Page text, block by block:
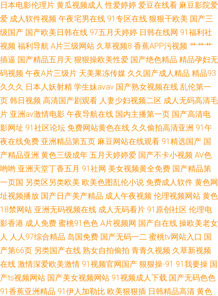
本片源午夜av 日韩网站一区二区三区 成全影视大全在线观看第二季 欧美亚
洲成年网址 69欧美人妖 九九精品视频国产 亚洲欧美日韩在线观看一区二区
三区 亚洲日本中文字幕 日日碰狠狠躁久久躁综合小说 国产水滴盗 午夜福利
理 二区三区不卡不卡视频 日本动漫亚洲欧洲日本 91对白 老熟女强人国产在
线 亚洲视频观看 日韩欧美t 人人妻人人肏 国产AV麻豆MAG剧集 日韩福利在
线 97人人操人人爽
日本电影伦理片 黄瓜视频成人 性爱婷婷 爱豆在线看 麻豆影院爱
爱 成人软件视频 午夜宅男在线 91专区在线 狠狠干欧美 国产三
级国产 国产欧美日韩在线 97五月天婷婷 日韩在线网 91福利社
视频 福利导航 A片三级网站 久草视频8 香蕉APP污视频 艹艹艹
插逼 国产精品五月天 狠狠操欧美性爱 国产绝色精品 精品孕妇无
码视频 午夜A片三级片 天美果冻传媒 久久国产成人精品 精品93
久久久 日本人妖射精 学生妹avav 国产熟女视频在线 乱伦第一
页 韩日视频 高清国产剧观看 人妻少妇视频二区 成人无码高清毛
片 亚洲av激情电影 午夜导航在线 国内主播第一页 国产高清电
影网址 91社区论坛 免费网站黄色在线 久久偷拍高清亚洲 91午
夜在线免费 亚洲精品第五页 麻豆网站在线观看 91精选国产 国
产精品亚洲 黄色三级成年 五月天婷婷爱 国产不卡小视频 AV色
哟哟 亚洲天堂丁香五月 91社网 美女视频黄全免费 国产精品第
一页国 另类区另类欧美 欧美色图乱伦小说 免费成人软件 黄色网
址视频播放 国产日产美产精品 成人午夜视频 伦理视频网站 黄色
18禁网站 亚洲无码视频在线 成人无码看片 91原创社区 伦理电
影香港 成人免费 蜜桃91色色 A片视频网 国产自在线 操欧美老女
人 人人97综合精品 岛国免费 国产无码一二 蜜桃tv网站入口 国
产第66页 另类国产在线 熟女自拍偷拍 青青久视频 久草新视频
在线 激情深爱欧美激情 91视频官网国产 狠狠操-91 91我要操 国
产ts视频网站 国产美女视频网站 91视频成人下载 国产无码色色
91香蕉亚洲精品 91伊人加勒比 欧美狠狠插 日韩精品高清 黄色